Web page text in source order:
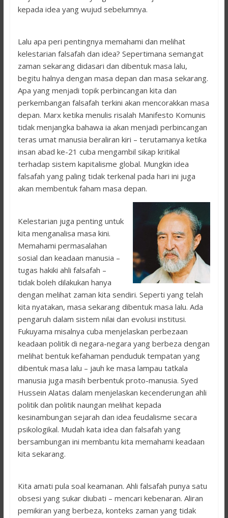
kepada idea yang wujud sebelumnya.
Lalu apa peri pentingnya memahami dan melihat
kelestarian falsafah dan idea? Sepertimana semangat
zaman sekarang didasari dan dibentuk masa lalu,
begitu halnya dengan masa depan dan masa sekarang.
Apa yang menjadi topik perbincangan kita dan
perkembangan falsafah terkini akan mencorakkan masa
depan. Marx ketika menulis risalah Manifesto Komunis
tidak menjangka bahawa ia akan menjadi perbincangan
teras umat manusia beraliran kiri – terutamanya ketika
insan abad ke-21 cuba mengambil sikap kritikal
terhadap sistem kapitalisme global. Mungkin idea
falsafah yang paling tidak terkenal pada hari ini juga
akan membentuk faham masa depan.
Kelestarian juga penting untuk
kita menganalisa masa kini.
Memahami permasalahan
sosial dan keadaan manusia –
tugas hakiki ahli falsafah –
tidak boleh dilakukan hanya
dengan melihat zaman kita sendiri. Seperti yang telah
kita nyatakan, masa sekarang dibentuk masa lalu. Ada
pengaruh dalam sistem nilai dan evolusi institusi.
Fukuyama misalnya cuba menjelaskan perbezaan
keadaan politik di negara-negara yang berbeza dengan
melihat bentuk kefahaman penduduk tempatan yang
dibentuk masa lalu – jauh ke masa lampau tatkala
manusia juga masih berbentuk proto-manusia. Syed
Hussein Alatas dalam menjelaskan kecenderungan ahli
politik dan politik naungan melihat kepada
kesinambungan sejarah dan idea feudalisme secara
psikologikal. Mudah kata idea dan falsafah yang
bersambungan ini membantu kita memahami keadaan
kita sekarang.
Kita amati pula soal keamanan. Ahli falsafah punya satu
obsesi yang sukar diubati – mencari kebenaran. Aliran
pemikiran yang berbeza, konteks zaman yang tidak